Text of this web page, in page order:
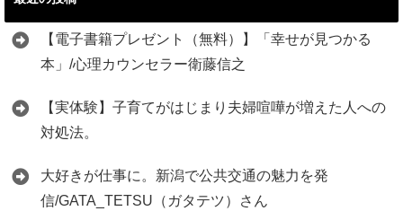
【電子書籍プレゼント（無料）】「幸せが見つかる
本」/心理カウンセラー衛藤信之
【実体験】子育てがはじまり夫婦喧嘩が増えた人への
対処法。
大好きが仕事に。新潟で公共交通の魅力を発
信/GATA_TETSU（ガタテツ）さん